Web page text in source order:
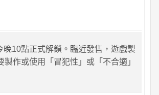
晚10點正式解鎖。臨近發售，遊戲製
作或使用「冒犯性」或「不合適」